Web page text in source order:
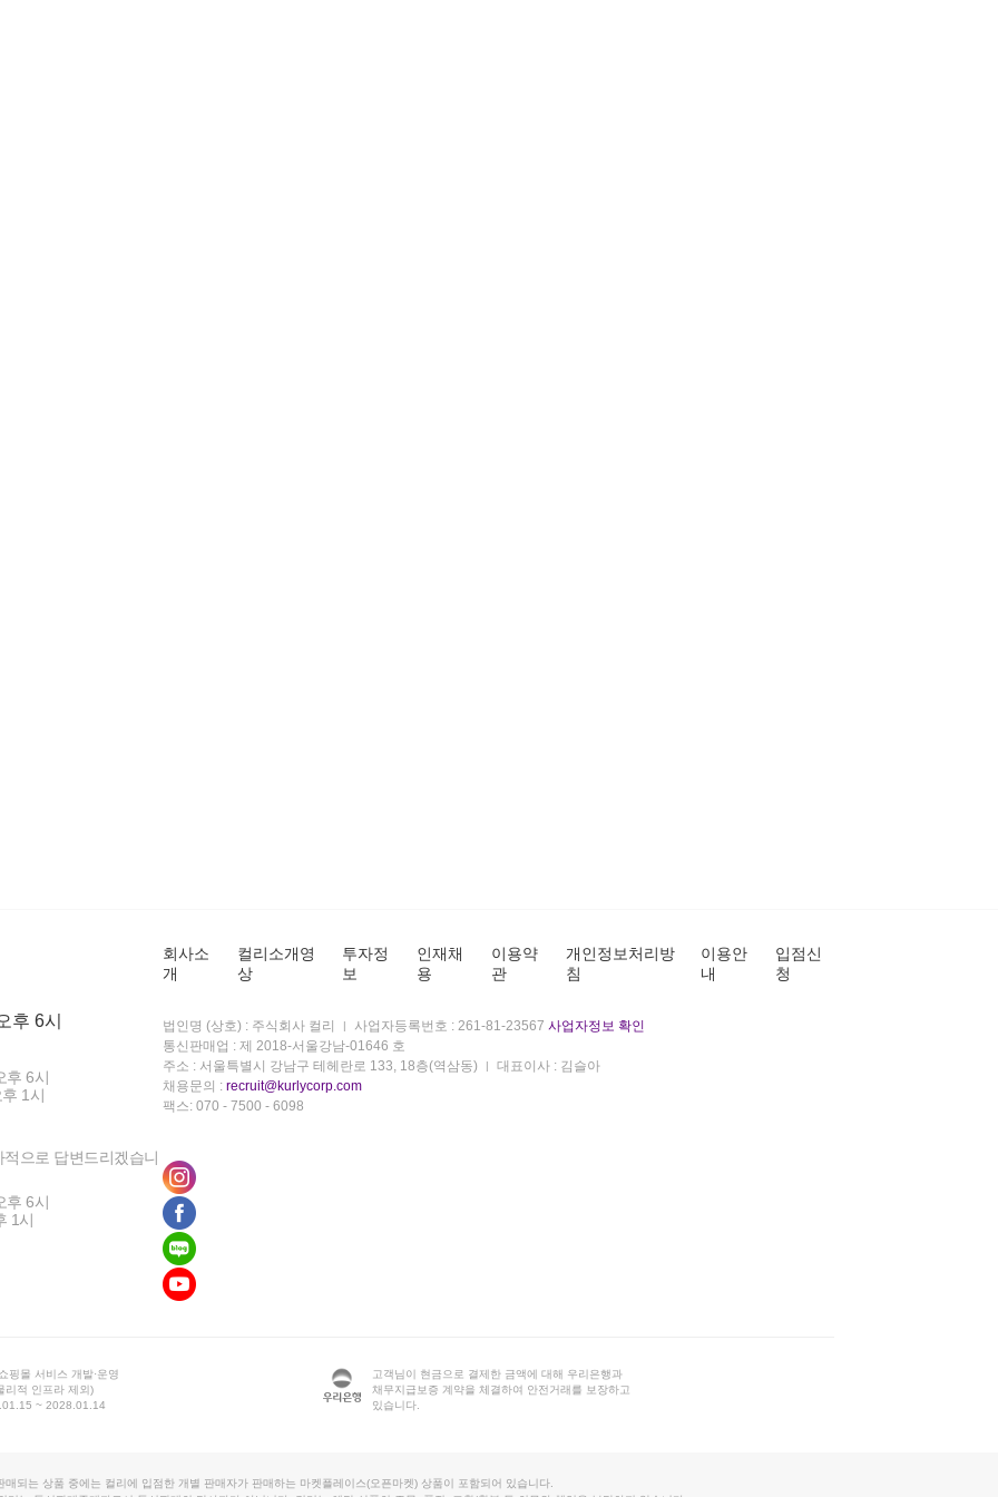
후 6시
후 6시
1시
으로 답변드리겠습니
후 6시
1시
회사소
개
컬리소개영
상
투자정
보
인재채
용
이용약
관
개인정보처리방
침
이용안
내
입점신
청
법인명 (상호) : 주식회사 컬리 사업자등록번호 : 261-81-23567 사업자정보 확인
통신판매업 : 제 2018-서울강남-01646 호
주소 : 서울특별시 강남구 테헤란로 133, 18층(역삼동)
대표이사 : 김슬아
채용문의 : recruit@kurlycorp.com
팩스: 070 - 7500 - 6098
핑몰 서비스 개발·운영
리적 인프라 제외)
~ 2028.01.14
고객님이 현금으로 결제한 금액에 대해 우리은행과
채무지급보증 계약을 체결하여 안전거래를 보장하고
있습니다.
매되는 상품 중에는 컬리에 입점한 개별 판매자가 판매하는 마켓플레이스(오픈마켓) 상품이 포함되어 있습니다.